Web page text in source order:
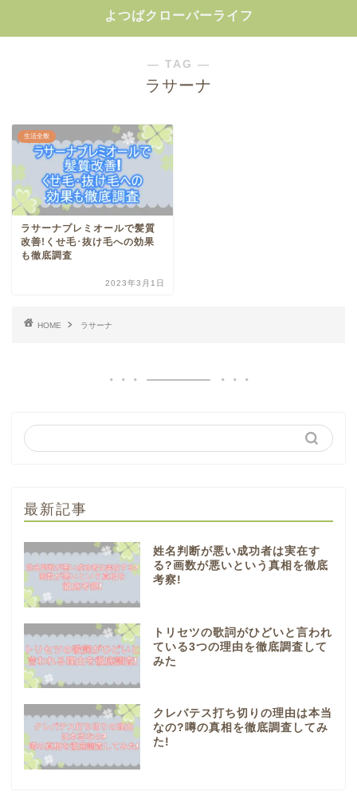
よつばクローバーライフ
― TAG ―
ラサーナ
生活全般
ラサーナプレミオールで髪質
改善!くせ毛･抜け毛への効果
も徹底調査
2023年3月1日
HOME ラサーナ
最新記事
姓名判断が悪い成功者は実在す
る?画数が悪いという真相を徹底
考察!
トリセツの歌詞がひどいと言われ
ている3つの理由を徹底調査して
みた
クレバテス打ち切りの理由は本当
なの?噂の真相を徹底調査してみ
た!